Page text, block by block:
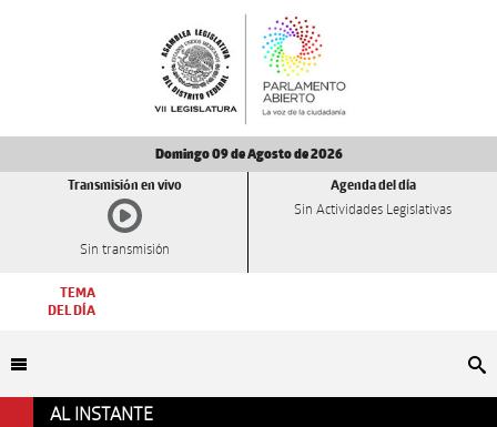
Domingo 09 de Agosto de 2026
Transmisión en vivo
Sin transmisión
Agenda del día
Sin Actividades Legislativas
TEMA
DEL DÍA
AL INSTANTE